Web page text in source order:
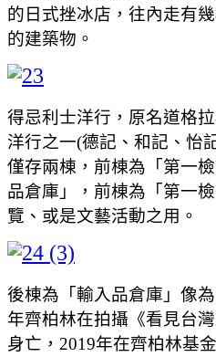
的日式挫冰店，往內走有
的建築物。
得忌利士洋行，原名道格
洋行之一(德記、和記、怡
僅存兩棟，前棟為「第一
品倉庫」，前棟為「第一
覽、或是文藝活動之用。
後棟為「輸入品倉庫」像
年齊柏林在拍攝《看見台
身亡，2019年在齊柏林基